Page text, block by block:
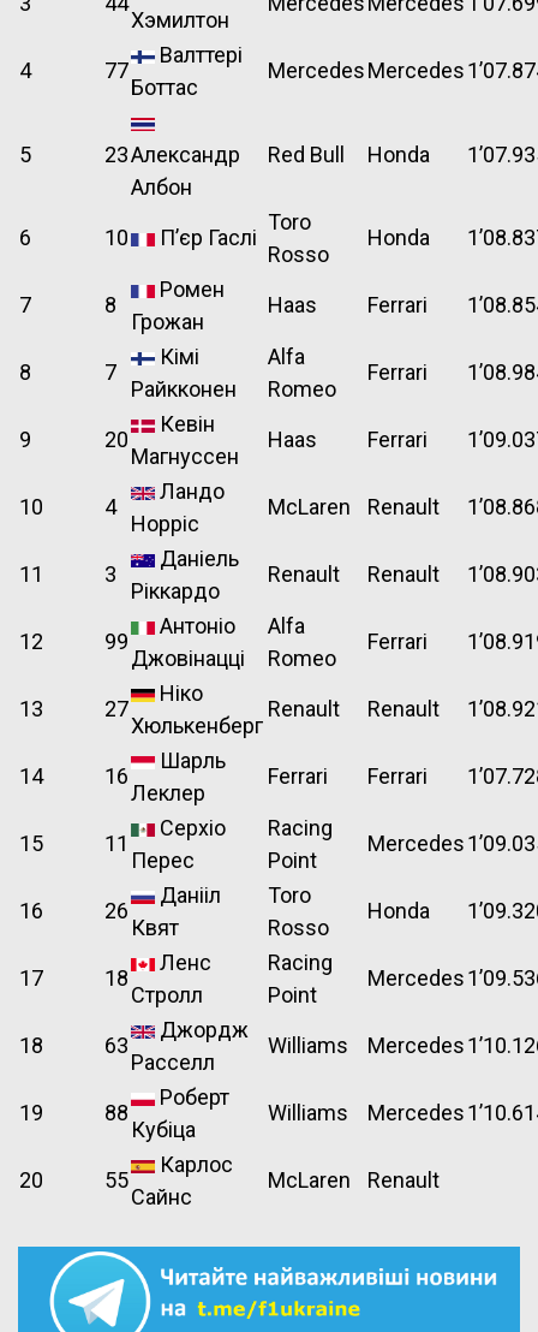
Хэмилтон
4 77
Валттері
Боттас
MercedesMercedes
5 23Александр
Албон
Red Bull Honda
6 10 П’єр Гаслі
Toro
Rosso
Honda
7 8
Ромен
Грожан
Haas Ferrari
8 7
Кімі
Райкконен
Alfa
Romeo
Ferrari
9 20
Кевін
Магнуссен
Haas Ferrari
10 4
Ландо
Норріс
McLaren Renault
11 3
Даніель
Ріккардо
Renault Renault
12 99
Антоніо
Джовінацці
Alfa
Romeo
Ferrari
13 27
Ніко
Хюлькенберг
Renault Renault
14 16
Шарль
Леклер
Ferrari Ferrari
15 11
Серхіо
Перес
Racing
Point
Mercedes
16 26
Данііл
Квят
Toro
Rosso
Honda
17 18
Ленс
Стролл
Racing
Point
Mercedes
18 63
Джордж
Расселл
Williams Mercedes
19 88
Роберт
Кубіца
Williams Mercedes
20 55
Карлос
Сайнс
McLaren Renault